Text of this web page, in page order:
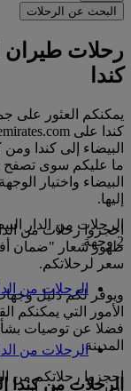
البحث عن الرحلات
رحلات طيران
كندا
يمكنكم العثور على
البيضاء إلى كندا ومن
ما عليكم سوى تصفح
البيضاء واختيار
إليها.
احجزوا رحلات من
ظهور شعار "ضمان
سعر لرحلاتكم.
ويوفر لكم دليل
الأمور التي يمكنكم
فضلا عن توصيات
المدينة.
احجزوا رحلاتكم من
الرحلات من الدار
2 وجهة
الرحلات من
الرحلات من
الرحلات من كندا